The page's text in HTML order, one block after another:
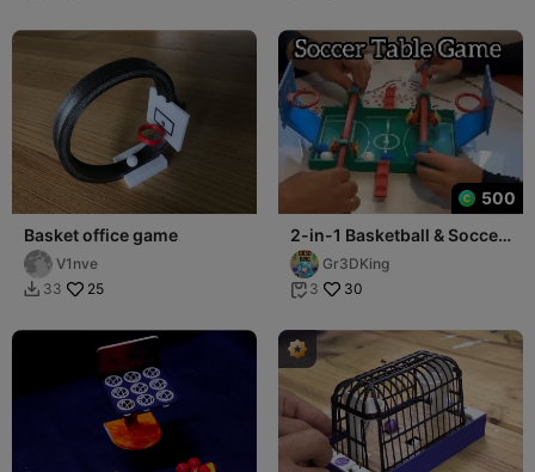
Basket office game
V1nve
 33 25
500
2-in-1 Basketball & Soccer
Table Game – Fun for Two!
Gr3DKing
 3 30